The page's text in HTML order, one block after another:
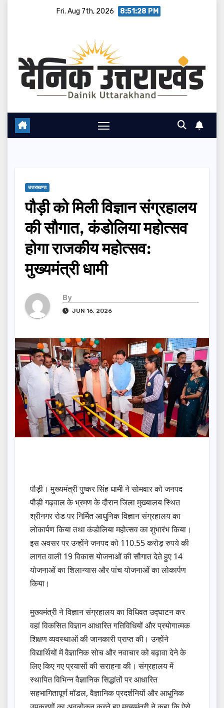
Fri. Aug 7th, 2026 8:51:29 PM
उत्तराखण्ड
पौड़ी को मिली विज्ञान संग्रहालय
की सौगात, कंडोलिया महोत्सव
होगा राजकीय महोत्सव:
मुख्यमंत्री धामी
By
JUN 16, 2026
पौड़ी। मुख्यमंत्री पुष्कर सिंह धामी ने सोमवार को जनपद
पौड़ी गढ़वाल के भ्रमण के दौरान जिला मुख्यालय स्थित
श्रीनगर रोड पर निर्मित आधुनिक विज्ञान संग्रहालय का
लोकार्पण किया तथा कंडोलिया महोत्सव का शुभारंभ किया।
इस अवसर पर उन्होंने जनपद को 110.55 करोड़ रुपये की
लागत वाली 19 विकास योजनाओं की सौगात देते हुए 14
योजनाओं का शिलान्यास और पांच योजनाओं का लोकार्पण
किया।
मुख्यमंत्री ने विज्ञान संग्रहालय का विधिवत उद्घाटन कर
वहां विकसित विज्ञान आधारित गतिविधियों और प्रयोगात्मक
शिक्षण व्यवस्थाओं की जानकारी प्राप्त की। उन्होंने
विद्यार्थियों में वैज्ञानिक सोच और नवाचार को बढ़ावा देने के
लिए किए गए प्रयासों की सराहना की। संग्रहालय में
स्थापित विभिन्न वैज्ञानिक सिद्धांतों पर आधारित
सहभागितापूर्ण मॉडल, वैज्ञानिक प्रदर्शनियों और आधुनिक